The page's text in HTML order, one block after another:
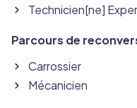
Technicien[ne]
Parcours de
Carrossier
Mécanicien